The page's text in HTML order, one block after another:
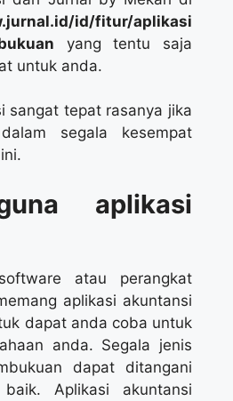
id/fitur/aplikasi
yang tentu saja
untuk anda.
sangat tepat rasanya jika
segala kesempat
aplikasi
atau perangkat
aplikasi akuntansi
dapat anda coba untuk
anda. Segala jenis
dapat ditangani
Aplikasi akuntansi